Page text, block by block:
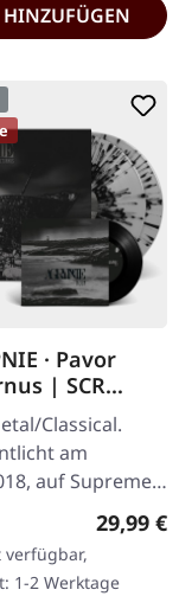
HINZUFÜGEN
· Pavor
| SCR
SPLATTER
BUNDLE
Classical.
am
auf Supreme
Schweres
Vinyl im
Cover mit der
Single…
29,99 €
verfügbar,
1-2 Werktage